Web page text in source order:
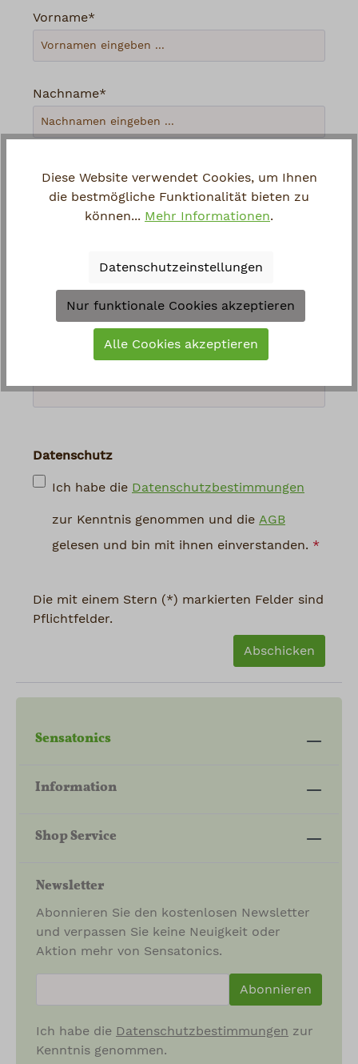
Vorname*
Nachname*
Loading...
Um weiterzugehen, geben Sie die oben
abgebildeten Zeichen ein*
Datenschutz
Ich habe die Datenschutzbestimmungen
zur Kenntnis genommen und die AGB
gelesen und bin mit ihnen einverstanden. *
Die mit einem Stern (*) markierten Felder sind
Pflichtfelder.
Abschicken
Sensatonics
Information
Shop Service
Newsletter
Abonnieren Sie den kostenlosen Newsletter
und verpassen Sie keine Neuigkeit oder
Aktion mehr von Sensatonics.
Abonnieren
Ich habe die Datenschutzbestimmungen zur
Kenntnis genommen.
Diese Website verwendet Cookies, um Ihnen
die bestmögliche Funktionalität bieten zu
können... Mehr Informationen.
Datenschutzeinstellungen
Nur funktionale Cookies akzeptieren
Alle Cookies akzeptieren